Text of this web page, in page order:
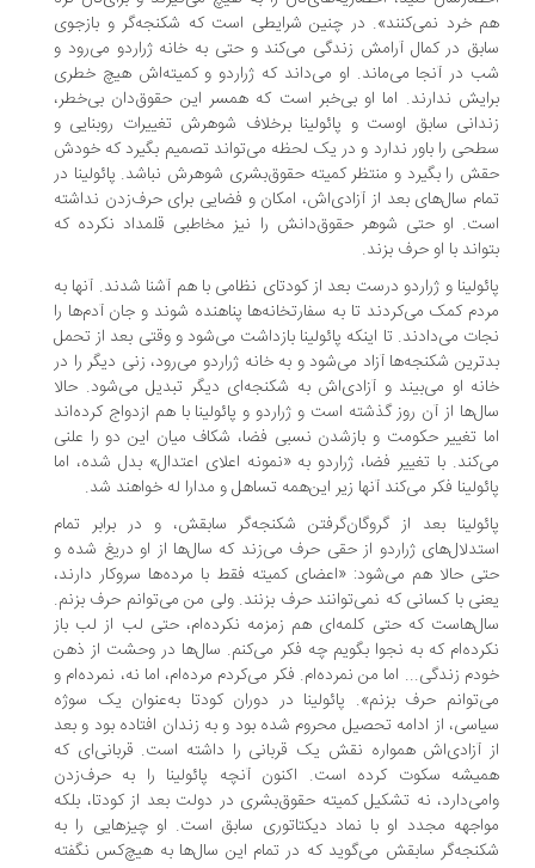
خرد نمی‌کنند». در چنین شرایطی است که شکنجه‌گر و بازجوی
در کمال آرامش زندگی می‌کند و حتی به خانه ژراردو می‌رود و
در آنجا می‌ماند. او می‌داند که ژراردو و کمیته‌اش هیچ خطری
ندارند. اما او بی‌خبر است که همسر این حقوق‌دان بی‌خطر،
سابق اوست و پائولینا برخلاف شوهرش تغییرات روبنایی و
را باور ندارد و در یک لحظه می‌تواند تصمیم بگیرد که خودش
را بگیرد و منتظر کمیته حقوق‌بشری شوهرش نباشد. پائولینا در
سال‌های بعد از آزادی‌اش، امکان و فضایی برای حرف‌زدن نداشته
او حتی شوهر حقوق‌دانش را نیز مخاطبی قلمداد نکرده که
با او حرف بزند.
و ژراردو درست بعد از کودتای نظامی با هم آشنا شدند. آنها به
کمک می‌کردند تا به سفارتخانه‌ها پناهنده شوند و جان آدم‌ها را
می‌دادند. تا اینکه پائولینا بازداشت می‌شود و وقتی بعد از تحمل
شکنجه‌ها آزاد می‌شود و به خانه ژراردو می‌رود، زنی دیگر را در
او می‌بیند و آزادی‌اش به شکنجه‌ای دیگر تبدیل می‌شود. حالا
از آن روز گذشته است و ژراردو و پائولینا با هم ازدواج کرده‌اند
تغییر حکومت و بازشدن نسبی فضا، شکاف میان این دو را علنی
با تغییر فضا، ژراردو به «نمونه اعلای اعتدال» بدل شده، اما
فکر می‌کند آنها زیر این‌همه تساهل و مدارا له خواهند شد.
بعد از گروگان‌گرفتن شکنجه‌گر سابقش، و در برابر تمام
ژراردو از حقی حرف می‌زند که سال‌ها از او دریغ شده و
حالا هم می‌شود: «اعضای کمیته فقط با مرده‌ها سروکار دارند،
با کسانی که نمی‌توانند حرف بزنند. ولی من می‌توانم حرف بزنم.
که حتی کلمه‌ای هم زمزمه نکرده‌ام، حتی لب از لب باز
که به‌ نجوا بگویم چه فکر می‌کنم. سال‌ها در وحشت از ذهن
زندگی... اما من نمرده‌ام. فکر می‌کردم مرده‌ام، اما نه، نمرده‌ام و
حرف بزنم». پائولینا در دوران کودتا به‌عنوان یک سوژه
از ادامه تحصیل محروم شده بود و به زندان افتاده بود و بعد
آزادی‌اش همواره نقش یک قربانی را داشته است. قربانی‌ای که
سکوت کرده است. اکنون آنچه پائولینا را به حرف‌زدن
نه تشکیل کمیته حقوق‌بشری در دولت بعد از کودتا، بلکه
مجدد او با نماد دیکتاتوری سابق است. او چیزهایی را به
سابقش می‌گوید که در تمام این سال‌ها به هیچ‌کس نگفته